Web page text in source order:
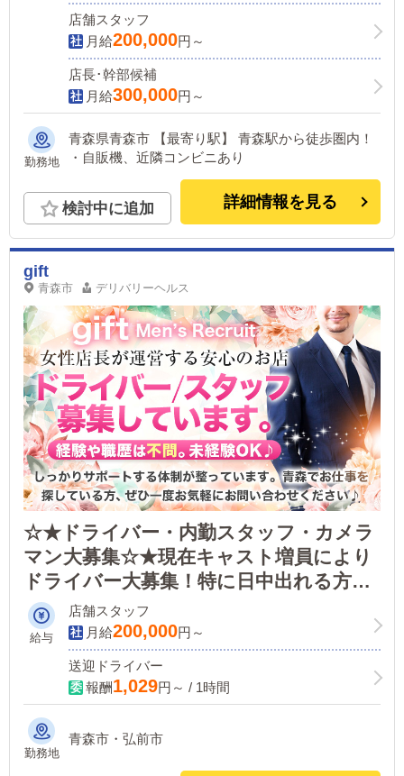
店舗スタッフ
月給200,000円～
店長･幹部候補
月給300,000円～
勤務地
青森県青森市 【最寄り駅】 青森駅から徒歩圏内！
・自販機、近隣コンビニあり
検討中に追加 詳細情報を見る
gift
青森市 デリバリーヘルス
☆★ドライバー・内勤スタッフ・カメラ
マン大募集☆★現在キャスト増員により
ドライバー大募集！特に日中出れる方大
歓迎！！お仕事が休みの週１回勤務・お
仕事が終わったあとのWワーク・大学
生・未経験でも大丈夫！
給与
店舗スタッフ
月給200,000円～
送迎ドライバー
報酬1,029円～ / 1時間
勤務地
青森市・弘前市